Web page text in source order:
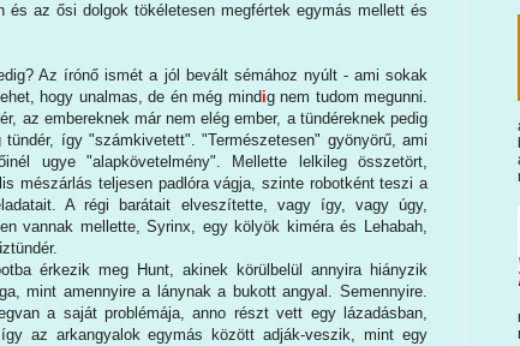
az ősi dolgok tökéletesen megfértek egymás mellett és
Az írónő ismét a jól bevált sémához nyúlt - ami sokak
hogy unalmas, de én még mindig nem tudom megunni.
az embereknek már nem elég ember, a tündéreknek pedig
tündér, így "számkivetett". "Természetesen" gyönyörű, ami
ugye "alapkövetelmény". Mellette lelkileg összetört,
mészárlás teljesen padlóra vágja, szinte robotként teszi a
A régi barátait elveszítette, vagy így, vagy úgy,
vannak mellette, Syrinx, egy kölyök kiméra és Lehabah,
érkezik meg Hunt, akinek körülbelül annyira hiányzik
mint amennyire a lánynak a bukott angyal. Semennyire.
a saját problémája, anno részt vett egy lázadásban,
az arkangyalok egymás között adják-veszik, mint egy